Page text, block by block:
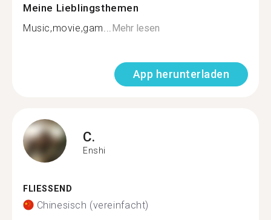
Meine Lieblingsthemen
Music,movie,gam...Mehr lesen
App herunterladen
C.
Enshi
FLIESSEND
Chinesisch (vereinfacht)